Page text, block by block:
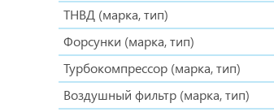
ТНВД (марка, тип)
Форсунки (марка, тип)
Турбокомпрессор (марка, тип)
Воздушный фильтр (марка, тип)